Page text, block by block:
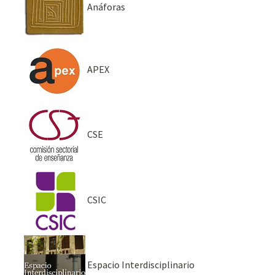
Anáforas
APEX
CSE
CSIC
Espacio Interdisciplinario